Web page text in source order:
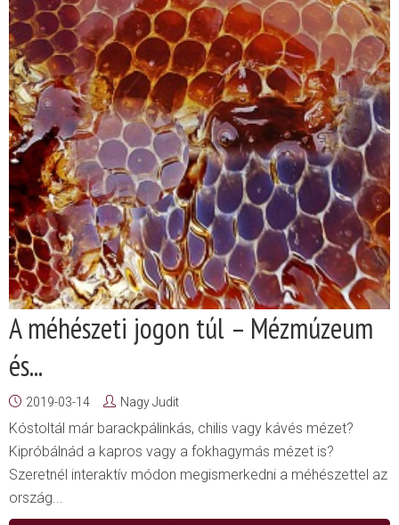
A méhészeti jogon túl – Mézmúzeum
és...
2019-03-14 Nagy Judit
Kóstoltál már barackpálinkás, chilis vagy kávés mézet?
Kipróbálnád a kapros vagy a fokhagymás mézet is?
Szeretnél interaktív módon megismerkedni a méhészettel az
ország...